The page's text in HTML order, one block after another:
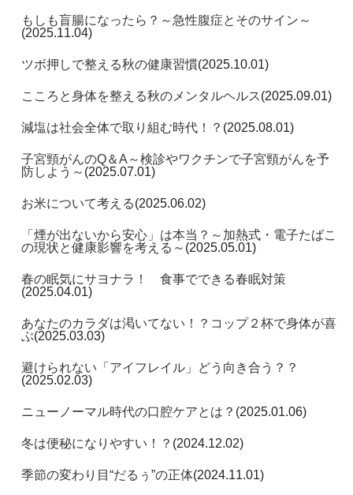
もしも盲腸になったら？～急性腹症とそのサイン～
(2025.11.04)
ツボ押しで整える秋の健康習慣(2025.10.01)
こころと身体を整える秋のメンタルヘルス(2025.09.01)
減塩は社会全体で取り組む時代！？ (2025.08.01)
子宮頸がんのQ＆A～検診やワクチンで子宮頸がんを予
防しよう～ (2025.07.01)
お米について考える(2025.06.02)
「煙が出ないから安心」は本当？～加熱式・電子たばこ
の現状と健康影響を考える～ (2025.05.01)
春の眠気にサヨナラ！ 食事でできる春眠対策
(2025.04.01)
あなたのカラダは渇いてない！？コップ２杯で身体が喜
ぶ(2025.03.03)
避けられない「アイフレイル」どう向き合う？？
(2025.02.03)
ニューノーマル時代の口腔ケアとは？ (2025.01.06)
冬は便秘になりやすい！？ (2024.12.02)
季節の変わり目“だるぅ”の正体(2024.11.01)